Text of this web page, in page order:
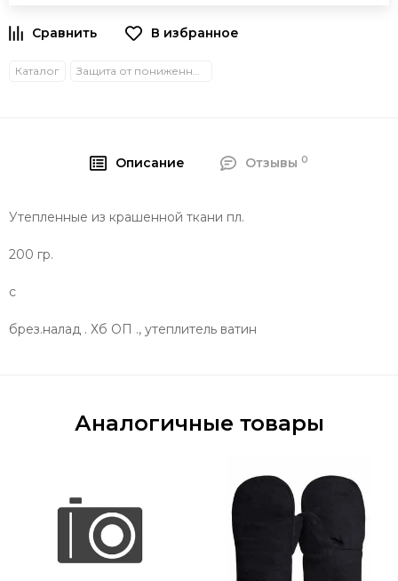
В избранное
Каталог Защита от пониженных температур
Описание Отзывы 0
Утепленные из крашенной ткани пл.
200 гр.
с
брез.налад . Хб ОП ., утеплитель ватин
Аналогичные товары